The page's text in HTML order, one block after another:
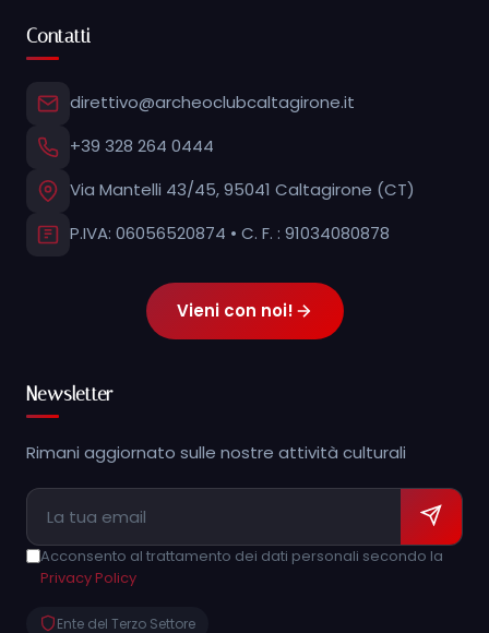
Contatti
direttivo@archeoclubcaltagirone.it
+39 328 264 0444
Via Mantelli 43/45, 95041 Caltagirone (CT)
P.IVA: 06056520874 • C. F. : 91034080878
Vieni con noi!
Newsletter
Rimani aggiornato sulle nostre attività culturali
Acconsento al trattamento dei dati personali secondo la
Privacy Policy
Ente del Terzo Settore